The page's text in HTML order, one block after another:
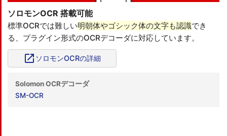
ソロモンOCR 搭載可能
標準OCRでは難しい明朝体やゴシック体の文字も認識でき
る、プラグイン形式のOCRデコーダに対応しています。
open_in_new ソロモンOCRの詳細
Solomon OCRデコーダ
SM-OCR